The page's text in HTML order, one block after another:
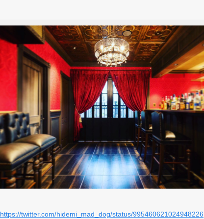
https://twitter.com/hidemi_mad_dog/status/995460621024948226